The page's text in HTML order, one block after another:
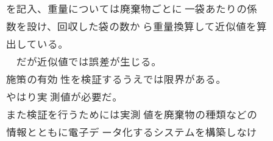
を記入、重量については廃棄物ごとに 一袋あたりの係
数を設け、回収した袋の数か ら重量換算して近似値を算
出している。
だが近似値では誤差が生じる。
施策の有効 性を検証するうえでは限界がある。
やはり実 測値が必要だ。
また検証を行うためには実測 値を廃棄物の種類などの
情報とともに電子デ ータ化するシステムを構築しなけ